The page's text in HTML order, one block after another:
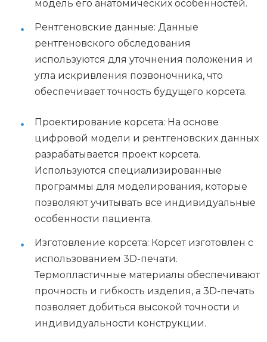
модель его анатомических особенностей.
Рентгеновские данные: Данные
рентгеновского обследования
используются для уточнения положения и
угла искривления позвоночника, что
обеспечивает точность будущего корсета.
Проектирование корсета: На основе
цифровой модели и рентгеновских данных
разрабатывается проект корсета.
Используются специализированные
программы для моделирования, которые
позволяют учитывать все индивидуальные
особенности пациента.
Изготовление корсета: Корсет изготовлен с
использованием 3D-печати.
Термопластичные материалы обеспечивают
прочность и гибкость изделия, а 3D-печать
позволяет добиться высокой точности и
индивидуальности конструкции.